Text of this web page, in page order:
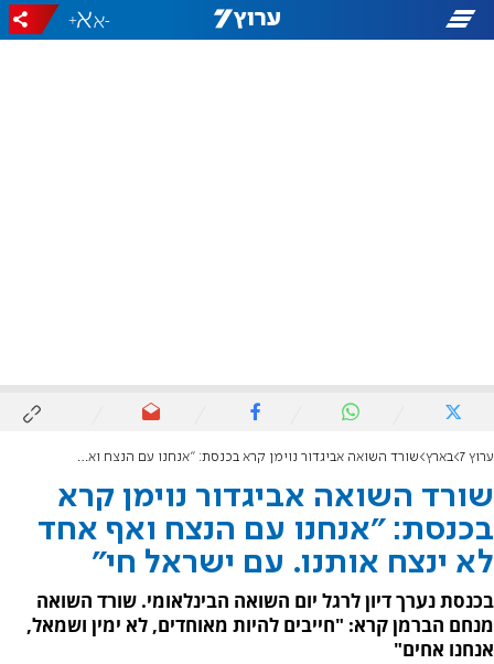
-
+
ערוץ 7 בארץ שורד השואה אביגדור נוימן קרא בכנסת: "אנחנו עם הנצח ואף אחד לא ינצח אותנו. עם ישראל חי"
שורד השואה אביגדור נוימן קרא
בכנסת: "אנחנו עם הנצח ואף אחד
לא ינצח אותנו. עם ישראל חי"
בכנסת נערך דיון לרגל יום השואה הבינלאומי. שורד השואה
מנחם הברמן קרא: "חייבים להיות מאוחדים, לא ימין ושמאל,
אנחנו אחים"